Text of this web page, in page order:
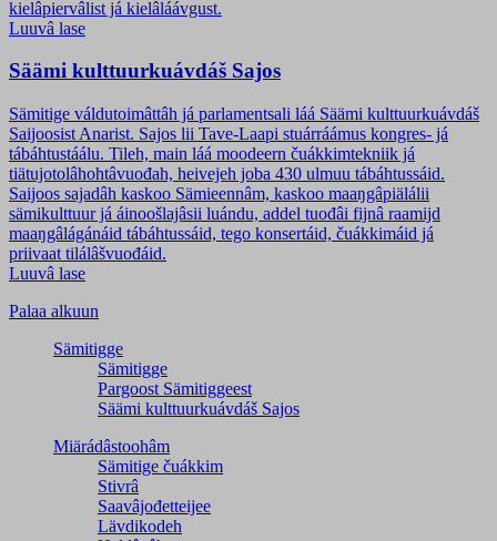
kielâpiervâlist já kielâláávgust.
Luuvâ lase
Säämi kulttuurkuávdáš Sajos
Sämitige váldutoimâttâh já parlamentsali láá Säämi kulttuurkuávdáš
Saijoosist Anarist. Sajos lii Tave-Laapi stuárráámus kongres- já
tábáhtustáálu. Tileh, main láá moodeern čuákkimtekniik já
tiätujotolâhohtâvuođah, heivejeh joba 430 ulmuu tábáhtussáid.
Saijoos sajadâh kaskoo Sämieennâm, kaskoo maaŋgâpiälálii
sämikulttuur já áinoošlajâsii luándu, addel tuođâi fijnâ raamijd
maaŋgâlágánáid tábáhtussáid, tego konsertáid, čuákkimáid já
priivaat tilálâšvuođáid.
Luuvâ lase
Palaa alkuun
Sämitigge
Sämitigge
Pargoost Sämitiggeest
Säämi kulttuurkuávdáš Sajos
Miärádâstoohâm
Sämitige čuákkim
Stivrâ
Saavâjođetteijee
Lävdikodeh